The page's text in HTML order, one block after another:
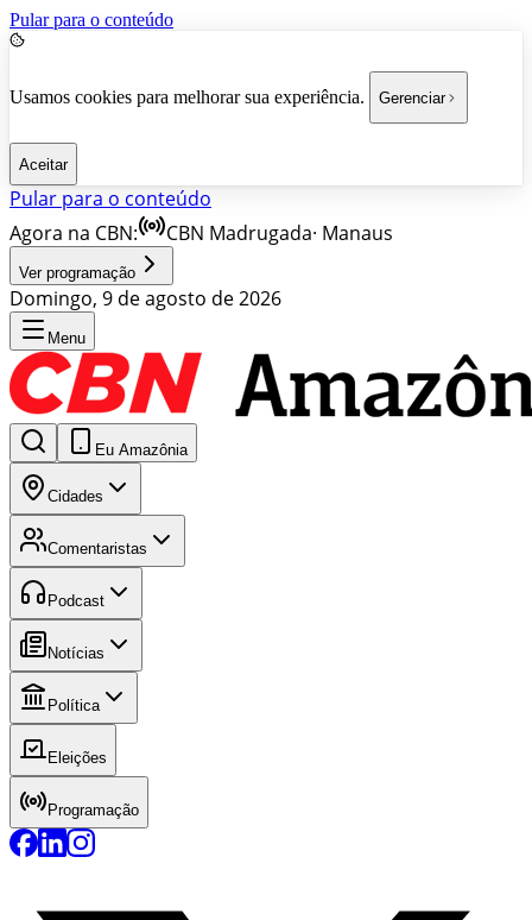
Pular para o conteúdo
Usamos cookies para melhorar sua experiência. Gerenciar
Aceitar
Pular para o conteúdo
Agora na CBN:
CBN Madrugada· Manaus
Ver programação
Domingo, 9 de agosto de 2026
Menu
Eu Amazônia
Cidades
Comentaristas
Podcast
Notícias
Política
Eleições
Programação